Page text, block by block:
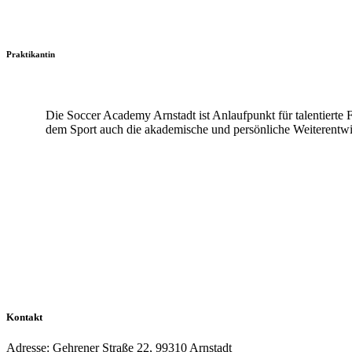
Praktikantin
Die Soccer Academy Arnstadt ist Anlaufpunkt für talentierte
dem Sport auch die akademische und persönliche
Kontakt
Adresse: Gehrener Straße 22, 99310 Arnstadt